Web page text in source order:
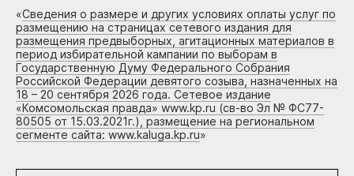
«Сведения о размере и других условиях оплаты услуг по
размещению на страницах сетевого издания для
размещения предвыборных, агитационных материалов в
период избирательной кампании по выборам в
Государственную Думу Федерального Собрания
Российской Федерации девятого созыва, назначенных на
18 – 20 сентября 2026 года. Сетевое издание
«Комсомольская правда» www.kp.ru (св-во Эл № ФС77-
80505 от 15.03.2021г.), размещение на региональном
сегменте сайта: www.kaluga.kp.ru»